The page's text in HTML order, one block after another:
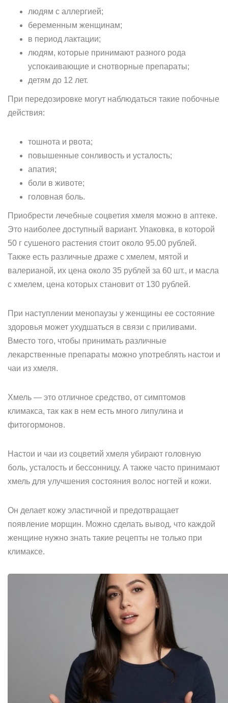
людям с аллергией;
беременным женщинам;
в период лактации;
людям, которые принимают разного рода
успокаивающие и снотворные препараты;
детям до 12 лет.
При передозировке могут наблюдаться такие побочные
действия:
тошнота и рвота;
повышенные сонливость и усталость;
апатия;
боли в животе;
головная боль.
Приобрести лечебные соцветия хмеля можно в аптеке.
Это наиболее доступный вариант. Упаковка, в которой
50 г сушеного растения стоит около 95.00 рублей.
Также есть различные драже с хмелем, мятой и
валерианой, их цена около 35 рублей за 60 шт., и масла
с хмелем, цена которых становит от 130 рублей.
При наступлении менопаузы у женщины ее состояние
здоровья может ухудшаться в связи с приливами.
Вместо того, чтобы принимать различные
лекарственные препараты можно употреблять настои и
чаи из хмеля.
Хмель — это отличное средство, от симптомов
климакса, так как в нем есть много липулина и
фитогормонов.
Настои и чаи из соцветий хмеля убирают головную
боль, усталость и бессонницу. А также часто принимают
хмель для улучшения состояния волос ногтей и кожи.
Он делает кожу эластичной и предотвращает
появление морщин. Можно сделать вывод, что каждой
женщине нужно знать такие рецепты не только при
климаксе.